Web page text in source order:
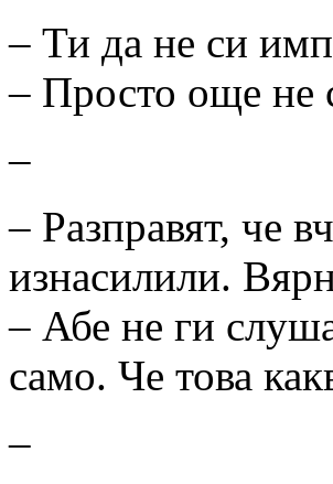
– Ти да не си
– Просто още не
–
– Разправят, че
изнасилили.
– Абе не ги
само. Че това
–